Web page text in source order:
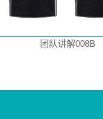
团队讲解008B